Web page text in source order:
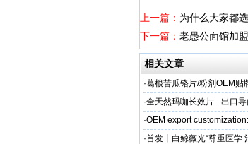
上一篇： 为什么大家都
下一篇： 老愚公面馆加
相关文章
·葛根苦瓜铬片/粉剂OEM贴
·全天然玛咖长效片 - 出口
加剂
·OEM export
·首发丨白鲸薇光“尊重医学